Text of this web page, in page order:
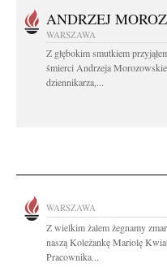
ANDRZEJ
WARSZAWA
Z głębokim smutkiem
śmierci Andrzeja
dziennikarza,...
WARSZAWA
Z wielkim żalem żegnamy
naszą Koleżankę Mariolę
Pracownika...